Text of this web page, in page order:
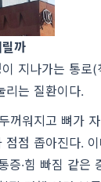
까
지나가는 통로(
리는 질환이다.
꺼워지고 뼈가
점점 좁아진다.
증·힘 빠짐 같은